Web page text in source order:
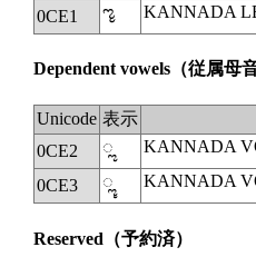
0CE1 ೡ KANNADA
Dependent vowels （従属母
Unicode 表示
0CE2
◌ೢ KANNADA
0CE3 ◌ೣ KANNADA
Reserved （予約済）